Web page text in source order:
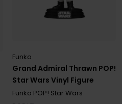
Grand Admiral Thrawn POP!
Star Wars Vinyl Figure
Funko
Funko POP! Star Wars